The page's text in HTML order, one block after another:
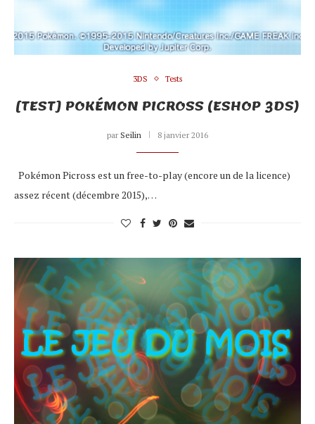
3DS Tests
[TEST] POKÉMON PICROSS (ESHOP 3DS)
par Seilin 8 janvier 2016
Pokémon Picross est un free-to-play (encore un de la licence)
assez récent (décembre 2015),…